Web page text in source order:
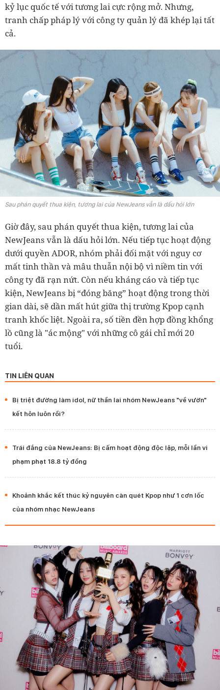
kỷ lục quốc tế với tương lai cực rộng mở. Nhưng,
tranh chấp pháp lý với công ty quản lý đã khép lại tất
cả.
Sau phán quyết thua kiện, tương lai của NewJeans vẫn là dấu hỏi lớn
Giờ đây, sau phán quyết thua kiện, tương lai của
NewJeans vẫn là dấu hỏi lớn. Nếu tiếp tục hoạt động
dưới quyền ADOR, nhóm phải đối mặt với nguy cơ
mất tinh thần và mâu thuẫn nội bộ vì niềm tin với
công ty đã rạn nứt. Còn nếu kháng cáo và tiếp tục
kiện, NewJeans bị “đóng băng” hoạt động trong thời
gian dài, sẽ dần mất hút giữa thị trường Kpop cạnh
tranh khốc liệt. Ngoài ra, số tiền đền hợp đồng khổng
lồ cũng là "ác mộng" với những cô gái chỉ mới 20
tuổi.
TIN LIÊN QUAN
Bị triệt đường làm idol, nữ thần lai nhóm NewJeans "về vườn"
kết hôn luôn rồi?
Trái đắng của NewJeans: Bị cấm hoạt động độc lập, mỗi lần vi
phạm phạt 18.8 tỷ đồng
Khoảnh khắc kết thúc kỷ nguyên càn quét Kpop như 1 cơn lốc
của nhóm nhạc NewJeans